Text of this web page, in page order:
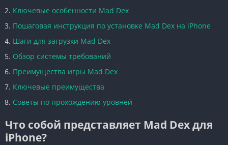
Ключевые особенности Mad Dex
Пошаговая инструкция по установке Mad Dex на iPhone
Шаги для загрузки Mad Dex
Обзор системы требований
Преимущества игры Mad Dex
Ключевые преимущества
Советы по прохождению уровней
Что собой представляет Mad Dex для
iPhone?